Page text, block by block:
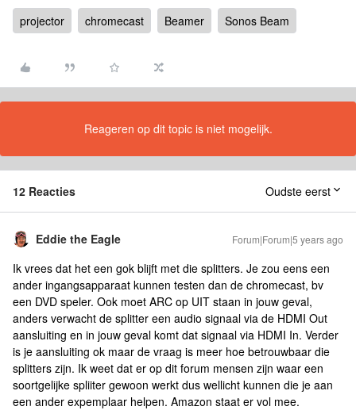
projector chromecast Beamer Sonos Beam
Reageren op dit topic is niet mogelijk.
12 Reacties Oudste eerst
Eddie the Eagle Forum|Forum|5 years ago
Ik vrees dat het een gok blijft met die splitters. Je zou eens een
ander ingangsapparaat kunnen testen dan de chromecast, bv
een DVD speler. Ook moet ARC op UIT staan in jouw geval,
anders verwacht de splitter een audio signaal via de HDMI Out
aansluiting en in jouw geval komt dat signaal via HDMI In. Verder
is je aansluiting ok maar de vraag is meer hoe betrouwbaar die
splitters zijn. Ik weet dat er op dit forum mensen zijn waar een
soortgelijke spliiter gewoon werkt dus wellicht kunnen die je aan
een ander expemplaar helpen. Amazon staat er vol mee.